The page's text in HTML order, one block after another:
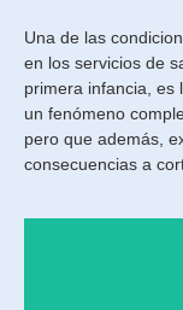
Una de las
en los servicios de
primera infancia, es
un fenómeno
pero que además,
consecuencias a